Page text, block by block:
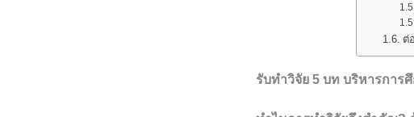
ต่
รับทำวิจัย 5 บท บริหารการ